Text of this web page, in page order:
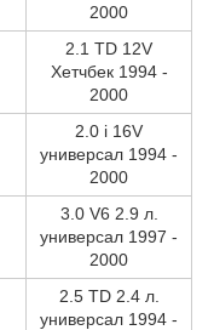
2000
2.1 TD 12V
Хетчбек 1994 -
2000
2.0 i 16V
универсал 1994 -
2000
3.0 V6 2.9 л.
универсал 1997 -
2000
2.5 TD 2.4 л.
универсал 1994 -